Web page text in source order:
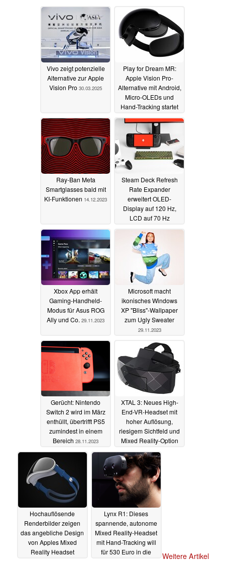
Vivo zeigt potenzielle
Alternative zur Apple
Vision Pro 30.03.2025
Play for Dream MR:
Apple Vision Pro-
Alternative mit Android,
Micro-OLEDs und
Hand-Tracking startet
zum günstigen Preis
07.09.2024
Ray-Ban Meta
Smartglasses bald mit
KI-Funktionen 14.12.2023
Steam Deck Refresh
Rate Expander
erweitert OLED-
Display auf 120 Hz,
LCD auf 70 Hz
29.11.2023
Xbox App erhält
Gaming-Handheld-
Modus für Asus ROG
Ally und Co. 29.11.2023
Microsoft macht
ikonisches Windows
XP "Bliss"-Wallpaper
zum Ugly Sweater
29.11.2023
Gerücht: Nintendo
Switch 2 wird im März
enthüllt, übertrifft PS5
zumindest in einem
Bereich 28.11.2023
XTAL 3: Neues High-
End-VR-Headset mit
hoher Auflösung,
riesigem Sichtfeld und
Mixed Reality-Option
11.01.2022
Hochauflösende
Renderbilder zeigen
das angebliche Design
von Apples Mixed
Reality Headset
Lynx R1: Dieses
spannende, autonome
Mixed Reality-Headset
mit Hand-Tracking will
für 530 Euro in die
Weitere Artikel